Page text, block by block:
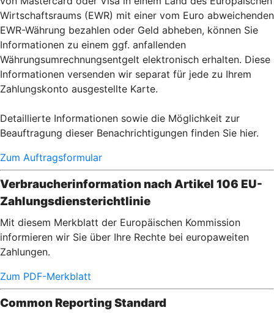
Wirtschaftsraums (EWR) mit einer vom Euro abweichenden
EWR-Währung bezahlen oder Geld abheben, können Sie
Informationen zu einem ggf. anfallenden
Währungsumrechnungsentgelt elektronisch erhalten. Diese
Informationen versenden wir separat für jede zu Ihrem
Zahlungskonto ausgestellte Karte.
Detaillierte Informationen sowie die Möglichkeit zur
Beauftragung dieser Benachrichtigungen finden Sie hier.
Zum Auftragsformular
Verbraucherinformation nach Artikel 106 EU-
Zahlungsdiensterichtlinie
Mit diesem Merkblatt der Europäischen Kommission
informieren wir Sie über Ihre Rechte bei europaweiten
Zahlungen.
Zum PDF-Merkblatt
Common Reporting Standard